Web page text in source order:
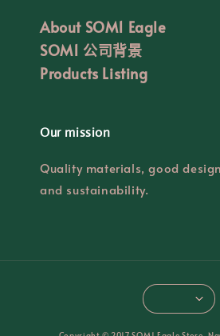
About SOM1 Eagle
SOM1 公司背景
Products Listing
Our mission
Quality materials, good
and sustainability.